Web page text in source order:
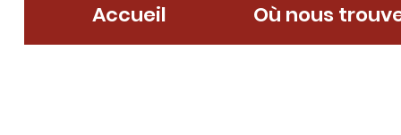
Accueil Où nous